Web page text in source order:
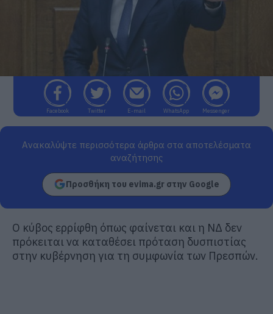
Facebook Twitter E-mail WhatsApp Messenger
Ανακαλύψτε περισσότερα άρθρα στα αποτελέσματα
αναζήτησης
Προσθήκη του evima.gr στην Google
Ο κύβος ερρίφθη όπως φαίνεται και η ΝΔ δεν
πρόκειται να καταθέσει πρόταση δυσπιστίας
στην κυβέρνηση για τη συμφωνία των Πρεσπών.